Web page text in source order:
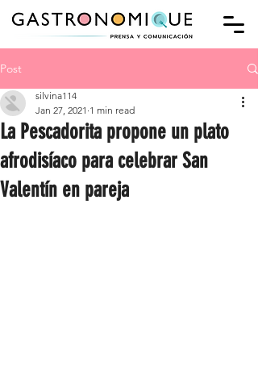
Post
La Pescadorita propone un plato
afrodisíaco para celebrar San
Valentín en pareja
silvina114
Jan 27, 2021 1 min read